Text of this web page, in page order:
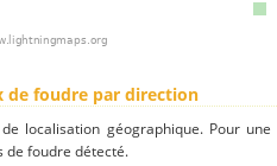
de foudre par direction
localisation géographique. Pour
de foudre détecté.